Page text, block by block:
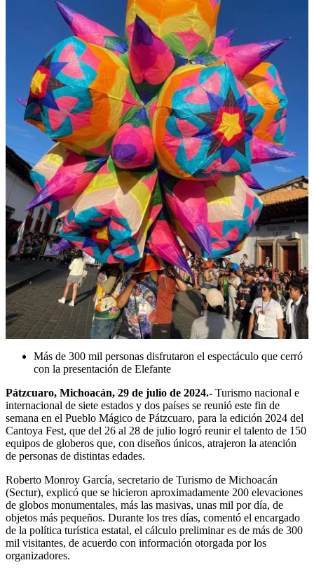
Más de 300 mil personas disfrutaron el espectáculo que cerró
con la presentación de Elefante
Pátzcuaro, Michoacán, 29 de julio de 2024.- Turismo nacional e
internacional de siete estados y dos países se reunió este fin de
semana en el Pueblo Mágico de Pátzcuaro, para la edición 2024 del
Cantoya Fest, que del 26 al 28 de julio logró reunir el talento de 150
equipos de globeros que, con diseños únicos, atrajeron la atención
de personas de distintas edades.
Roberto Monroy García, secretario de Turismo de Michoacán
(Sectur), explicó que se hicieron aproximadamente 200 elevaciones
de globos monumentales, más las masivas, unas mil por día, de
objetos más pequeños. Durante los tres días, comentó el encargado
de la política turística estatal, el cálculo preliminar es de más de 300
mil visitantes, de acuerdo con información otorgada por los
organizadores.